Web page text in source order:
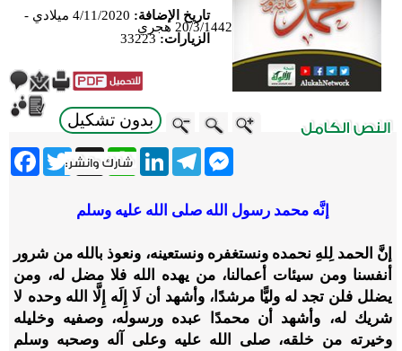
تاريخ الإضافة:
4/11/2020 ميلادي -
20/3/1442 هجري
الزيارات: 33223
بدون تشكيل
Twitter X
WhatsApp
LinkedInTelegram
Messenger
إنَّه محمد رسول الله صلى الله عليه وسلم
إنَّ الحمد لِلهِ نحمده ونستغفره ونستعينه، ونعوذ بالله من شرور
أنفسنا ومن سيئات أعمالنا، من يهده الله فلا مضل له، ومن
يضلل فلن تجد له وليًّا مرشدًا، وأشهد أن لَا إِلَه إِلَّا الله وحده لا
شريك له، وأشهد أن محمدًا عبده ورسوله، وصفيه وخليله
وخيرته من خلقه، صلى الله عليه وعلى آله وصحبه وسلم